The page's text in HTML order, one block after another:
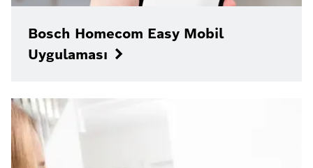
Bosch Homecom Easy Mobil
Uygulaması